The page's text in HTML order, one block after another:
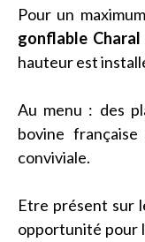
Pour un
gonflable Charal
hauteur est
Au menu : des
bovine
conviviale.
Etre présent sur
opportunité pour